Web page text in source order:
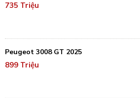
735 Triệu
Peugeot 3008 GT 2025
899 Triệu